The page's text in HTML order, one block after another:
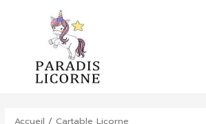
Accueil / Cartable Licorne